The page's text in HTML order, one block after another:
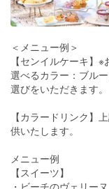
＜メニュー例＞
【センイルケーキ】
選べるカラー：ブル
選びをいただきます。
【カラードリンク】
供いたします。
メニュー例
【スイーツ】